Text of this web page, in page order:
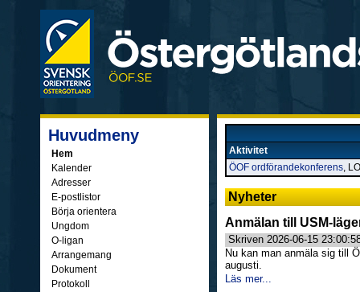
Huvudmeny
Hem
Kalender
Adresser
E-postlistor
Börja orientera
Ungdom
O-ligan
Arrangemang
Dokument
Protokoll
Aktivitet
ÖOF ordförandekonferens,
Nyheter
Anmälan till USM-
Skriven 2026-06-15
Nu kan man anmäla sig till
augusti.
Läs mer...